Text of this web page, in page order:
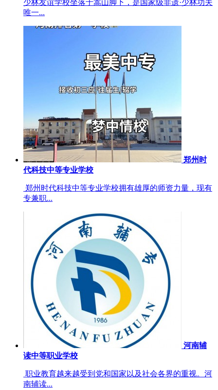
少林友谊学校坐落于嵩山脚下，是国家级非遗·少林功夫
唯一...
郑州时
代科技中等专业学校
郑州时代科技中等专业学校拥有雄厚的师资力量，现有
专兼职...
河南辅
读中等职业学校
职业教育越来越受到党和国家以及社会各界的重视。河
南辅读...